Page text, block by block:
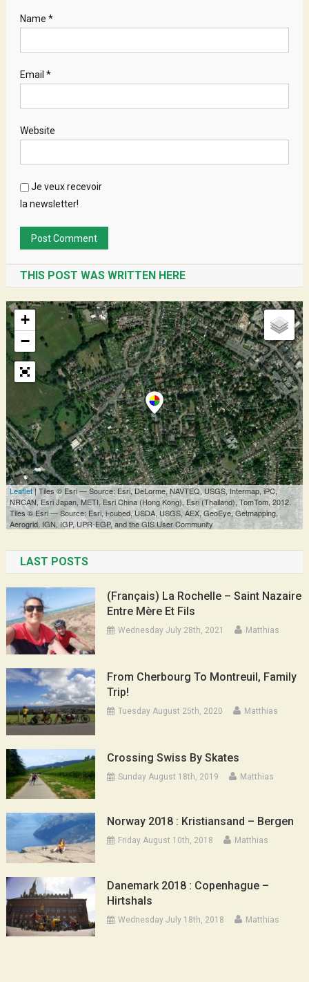
Name *
Email *
Website
Je veux recevoir
la newsletter!
THIS POST WAS WRITTEN HERE
LAST POSTS
(Français) La Rochelle – Saint Nazaire
Entre Mère Et Fils
Wednesday July 28th, 2021 Matthias
From Cherbourg To Montreuil, Family
Trip!
Tuesday August 25th, 2020 Matthias
Crossing Swiss By Skates
Sunday August 18th, 2019 Matthias
Norway 2018 : Kristiansand – Bergen
Friday August 10th, 2018 Matthias
Danemark 2018 : Copenhague –
Hirtshals
Wednesday July 18th, 2018 Matthias